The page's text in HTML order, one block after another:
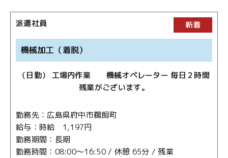
派遣社員 新着
機械加工（着脱）
（日勤） 工場内作業 機械オペレーター 毎日２時間
残業がございます。
勤務先
広島県府中市鵜飼町
給与
時給 1,197円
勤務期間
長期
勤務時間
08:00～16:50 / 休憩 65分 / 残業